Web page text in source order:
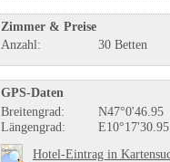
Zimmer & Preise
Anzahl:
30 Betten
GPS-Daten
Breitengrad:
N47°0'46.95
Längengrad:
E10°17'30.95
Hotel-Eintrag in